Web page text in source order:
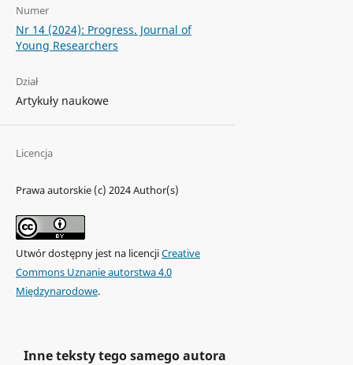
Numer
Nr 14 (2024): Progress. Journal of
Young Researchers
Dział
Artykuły naukowe
Licencja
Prawa autorskie (c) 2024 Author(s)
Utwór dostępny jest na licencjiCreative
Commons Uznanie autorstwa 4.0
Międzynarodowe.
Inne teksty tego samego autora